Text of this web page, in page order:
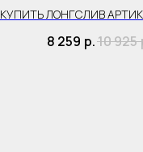
КУПИТЬ ЛОНГСЛИВ
8 259 р.10 925